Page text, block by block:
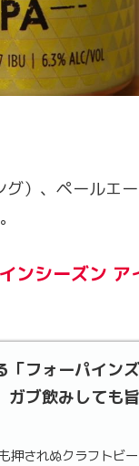
）、ペールエ
ンシーズン ア
「フォーパイン
ガブ飲みしても
押されぬクラフトビ